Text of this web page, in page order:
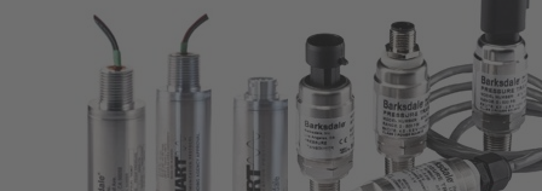
Transducteur de
pression
hydrogène
Barksdale Série
Transducteur de
pression
hydrogène
Barksdale Série
BHyT-BoT